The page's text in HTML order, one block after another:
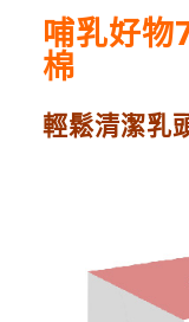
哺乳好物
棉
輕鬆清潔乳